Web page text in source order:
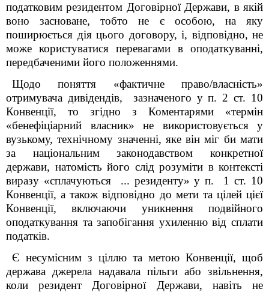
податковим резидентом Договірної Держави, в якій
воно засноване, тобто не є особою, на яку
поширюється дія цього договору, і, відповідно, не
може користуватися перевагами в оподаткуванні,
передбаченими його положеннями.
Щодо поняття «фактичне право/власність»
отримувача дивідендів, зазначеного у п. 2 ст. 10
Конвенції, то згідно з Коментарями «термін
«бенефіціарний власник» не використовується у
вузькому, технічному значенні, яке він міг би мати
за національним законодавством конкретної
держави, натомість його слід розуміти в контексті
виразу «сплачуються ... резиденту» у п. 1 ст. 10
Конвенції, а також відповідно до мети та цілей цієї
Конвенції, включаючи уникнення подвійного
оподаткування та запобігання ухиленню від сплати
податків.
Є несумісним з ціллю та метою Конвенції, щоб
держава джерела надавала пільги або звільнення,
коли резидент Договірної Держави, навіть не